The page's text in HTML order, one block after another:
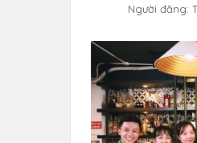
Người đăng: